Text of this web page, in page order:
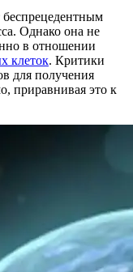
беспрецедентным
Однако она не
в отношении
клеток. Критики
для получения
приравнивая это к